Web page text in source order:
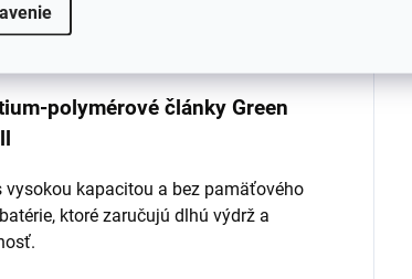
a dôkladne testovaná.
polymérové články Green
vysokou kapacitou a bez pamäťového
ktoré zaručujú dlhú výdrž a